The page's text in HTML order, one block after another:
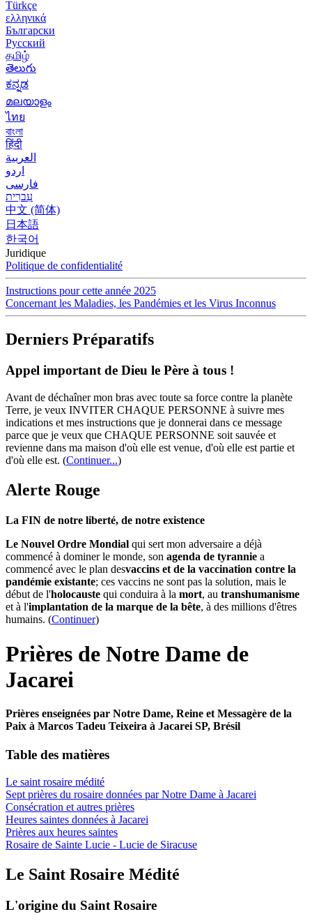
Türkçe
ελληνικά
Български
Русский
தமிழ்
తెలుగు
ಕನ್ನಡ
മലയാളം
ไทย
বাংলা
हिंदी
العربية
اردو
فارسی
עִברִית
中文 (简体)
日本語
한국어
Juridique
Politique de confidentialité
Instructions pour cette année 2025
Concernant les Maladies, les Pandémies et les Virus Inconnus
Derniers Préparatifs
Appel important de Dieu le Père à tous !
Avant de déchaîner mon bras avec toute sa force contre la planète
Terre, je veux INVITER CHAQUE PERSONNE à suivre mes
indications et mes instructions que je donnerai dans ce message
parce que je veux que CHAQUE PERSONNE soit sauvée et
revienne dans ma maison d'où elle est venue, d'où elle est partie et
d'où elle est. (Continuer...)
Alerte Rouge
La FIN de notre liberté, de notre existence
Le Nouvel Ordre Mondial qui sert mon adversaire a déjà
commencé à dominer le monde, son agenda de tyrannie a
commencé avec le plan desvaccins et de la vaccination contre la
pandémie existante; ces vaccins ne sont pas la solution, mais le
début de l'holocauste qui conduira à la mort, au transhumanisme
et à l'implantation de la marque de la bête, à des millions d'êtres
humains. (Continuer)
Prières de Notre Dame de
Jacarei
Prières enseignées par Notre Dame, Reine et Messagère de la
Paix à Marcos Tadeu Teixeira à Jacarei SP, Brésil
Table des matières
Le saint rosaire médité
Sept prières du rosaire données par Notre Dame à Jacarei
Consécration et autres prières
Heures saintes données à Jacarei
Prières aux heures saintes
Rosaire de Sainte Lucie - Lucie de Siracuse
Le Saint Rosaire Médité
L'origine du Saint Rosaire